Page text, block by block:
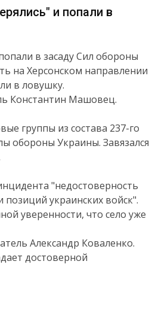
и попали в
в засаду Сил обороны
на Херсонском направлении
в ловушку.
Константин Машовец.
группы из состава 237-го
обороны Украины. Завязался
"недостоверность
украинских войск".
уверенности, что село уже
Александр Коваленко.
достоверной